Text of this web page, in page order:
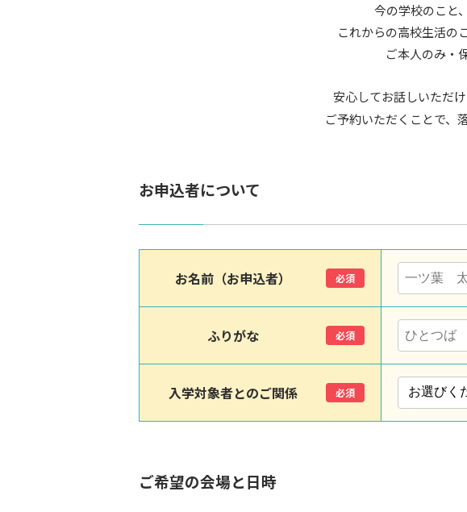
今の学校のこと
これからの高校生活の
ご本人のみ・
安心してお話しいただ
ご予約いただくことで、
お申込者について
お名前（お申込者） 必須
ふりがな 必須
入学対象者とのご関係 必須
ご希望の会場と日時